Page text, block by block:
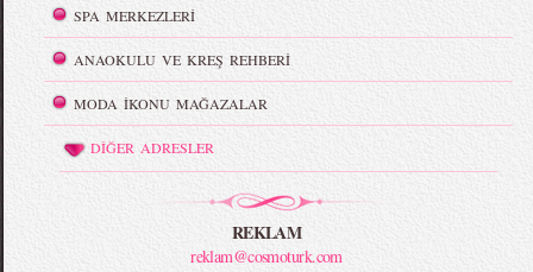
SPA MERKEZLERİ
ANAOKULU VE KREŞ REHBERİ
MODA İKONU MAĞAZALAR
DİĞER ADRESLER
REKLAM
reklam@cosmoturk.com